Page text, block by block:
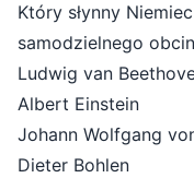
Który słynny
samodzielnego
Ludwig van
Albert Einstein
Johann Wolfgang
Dieter Bohlen